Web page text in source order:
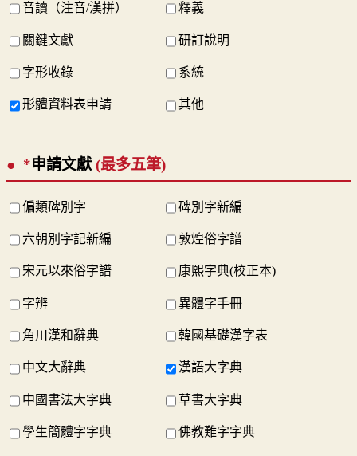
音讀（注音/漢拼） 釋義
關鍵文獻 研訂說明
字形收錄 系統
形體資料表申請 其他
*申請文獻 (最多五筆)
偏類碑別字 碑別字新編
六朝別字記新編 敦煌俗字譜
宋元以來俗字譜 康熙字典(校正本)
字辨 異體字手冊
角川漢和辭典 韓國基礎漢字表
中文大辭典 漢語大字典
中國書法大字典 草書大字典
學生簡體字字典 佛教難字字典